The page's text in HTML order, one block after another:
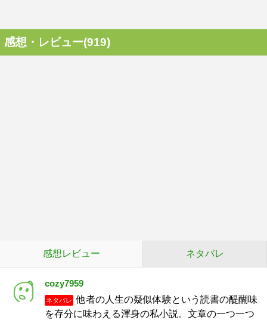
感想・レビュー(919)
感想レビュー ネタバレ
cozy7959
ネタバレ
他者の人生の疑似体験という読書の醍醐味
を存分に味わえる渾身の私小説。文章の一つ一つ